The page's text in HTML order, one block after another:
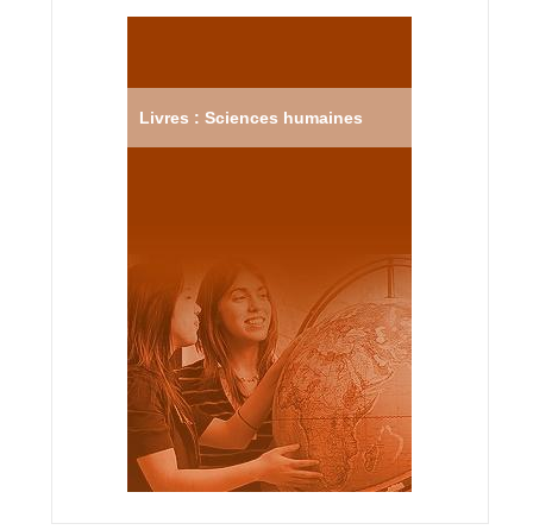
Livres : Sciences humaines